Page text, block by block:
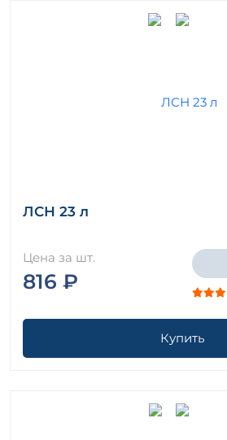
ЛСН 23 л
Цена за шт.
816 ₽
Купить